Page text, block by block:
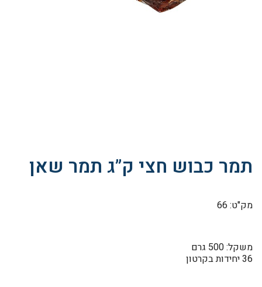
תמר כבוש חצי ק”ג תמר שאן
מק"ט: 66
משקל: 500 גרם
36 יחידות בקרטון